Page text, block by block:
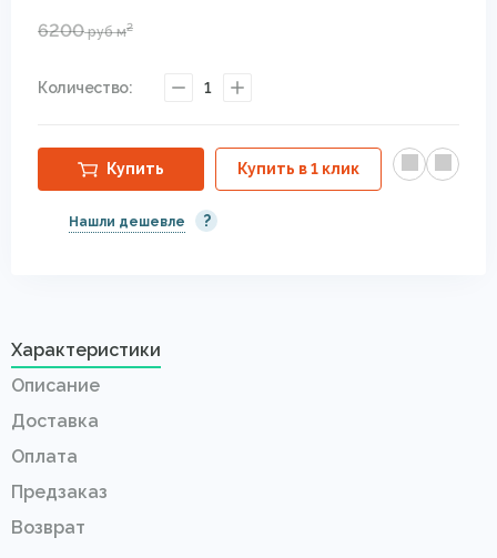
6200рубм2
Количество: 1
Купить Купить в 1 клик
Нашли дешевле ?
Характеристики
Описание
Доставка
Оплата
Предзаказ
Возврат